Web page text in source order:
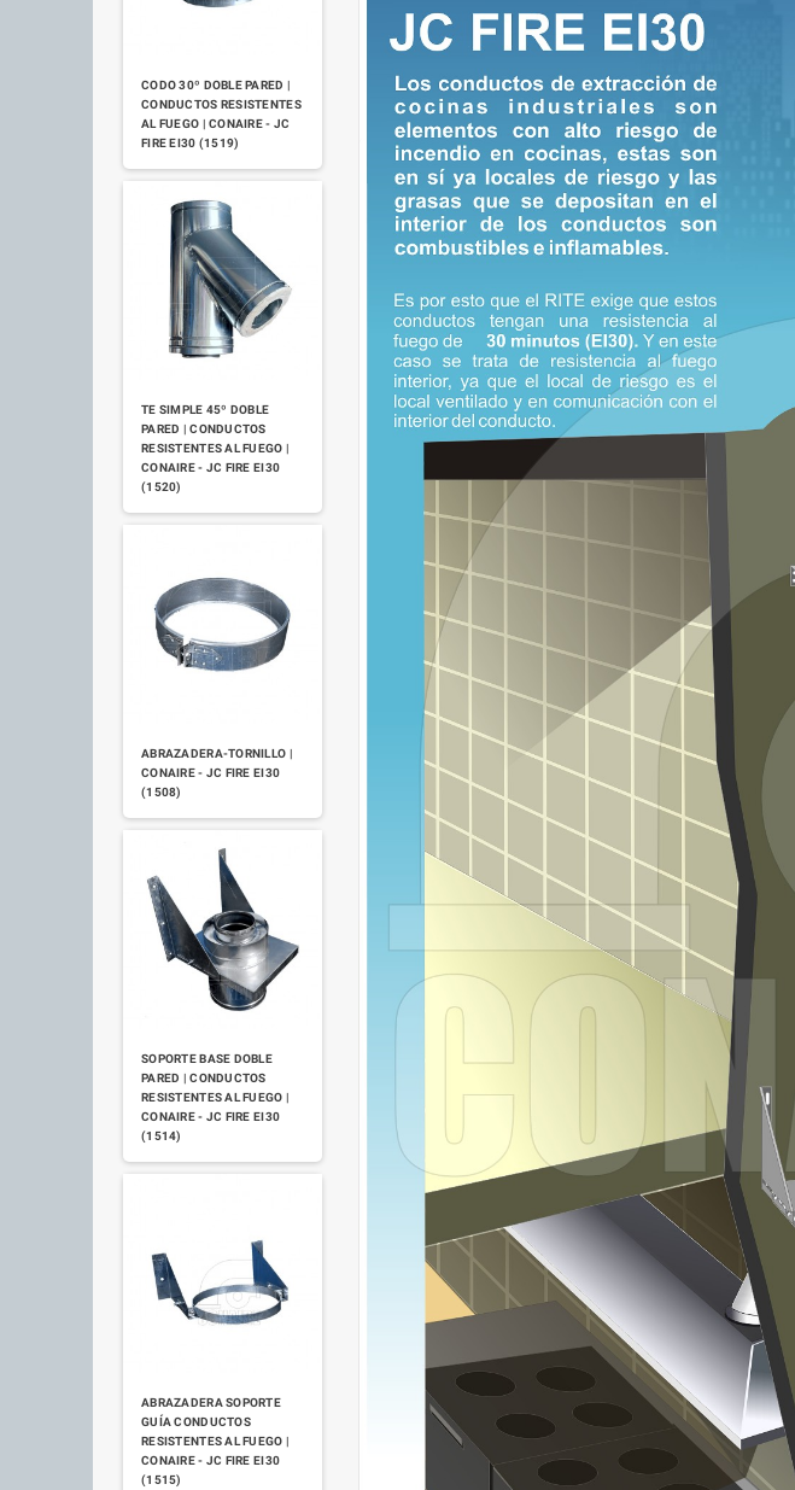
CODO 30º DOBLE PARED |
CONDUCTOS RESISTENTES
AL FUEGO | CONAIRE - JC
FIRE EI30 (1519)
TE SIMPLE 45º DOBLE
PARED | CONDUCTOS
RESISTENTES AL FUEGO |
CONAIRE - JC FIRE EI30
(1520)
ABRAZADERA-TORNILLO |
CONAIRE - JC FIRE EI30
(1508)
SOPORTE BASE DOBLE
PARED | CONDUCTOS
RESISTENTES AL FUEGO |
CONAIRE - JC FIRE EI30
(1514)
ABRAZADERA SOPORTE
GUÍA CONDUCTOS
RESISTENTES AL FUEGO |
CONAIRE - JC FIRE EI30
(1515)